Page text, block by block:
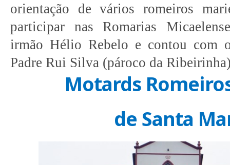
orientação de vários romeiros
participar nas Romarias
irmão Hélio Rebelo e contou com
Padre Rui Silva (pároco da
Motards
de Santa